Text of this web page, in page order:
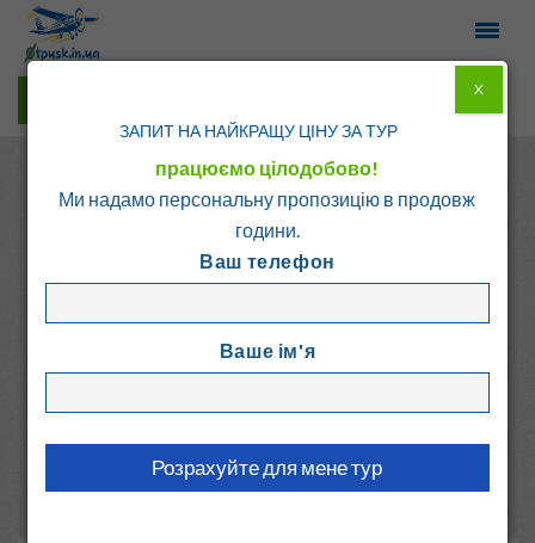
Греція о. Кос
Греція, о. Кос
ЗАПИТ НА НАЙКРАЩУ ЦІНУ ЗА ТУР
працюємо цілодобово!
Ми надамо персональну пропозицію в продовж
години.
Ваш телефон
Ваше ім'я
X